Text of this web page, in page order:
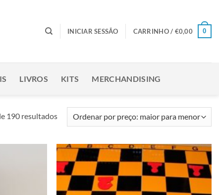
INICIAR SESSÃO CARRINHO / €0,00 0
LIVROS KITS MERCHANDISING
190 resultadosOrdenado
por
maior
para
menor
Adicionar
à lista de
desejos